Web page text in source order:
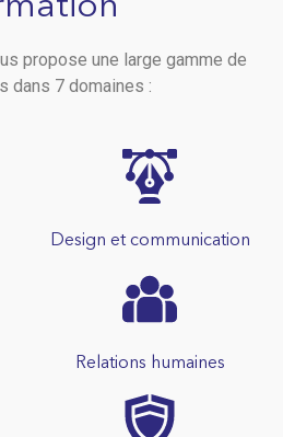
propose une large gamme de
dans 7 domaines :
Design et communication
Relations humaines